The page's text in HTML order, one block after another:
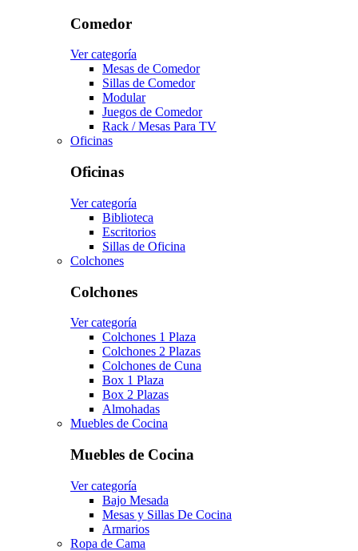
Comedor
Ver categoría
Mesas de Comedor
Sillas de Comedor
Modular
Juegos de Comedor
Rack / Mesas Para TV
Oficinas
Oficinas
Ver categoría
Biblioteca
Escritorios
Sillas de Oficina
Colchones
Colchones
Ver categoría
Colchones 1 Plaza
Colchones 2 Plazas
Colchones de Cuna
Box 1 Plaza
Box 2 Plazas
Almohadas
Muebles de Cocina
Muebles de Cocina
Ver categoría
Bajo Mesada
Mesas y Sillas De Cocina
Armarios
Ropa de Cama